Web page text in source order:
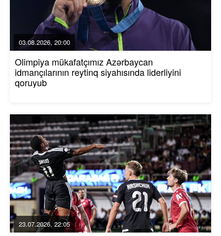
03.08.2026, 20:00
Olimpiya mükafatçımız Azərbaycan
idmançılarının reytinq siyahısında liderliyini
qoruyub
23.07.2026, 22:05